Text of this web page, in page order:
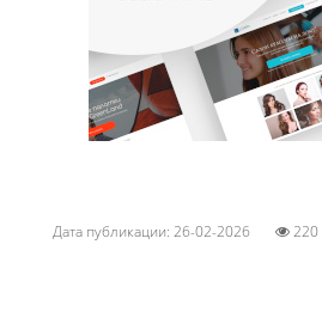
Дата публикации: 26-02-2026 220